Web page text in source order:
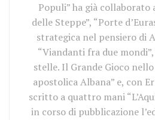
Populi” ha già
delle Steppe”, “Porte
strategica nel pensiero di
“Viandanti fra due
stelle. Il Grande Gioco nello
apostolica Albana” e, con
scritto a quattro mani
in corso di pubblicazione